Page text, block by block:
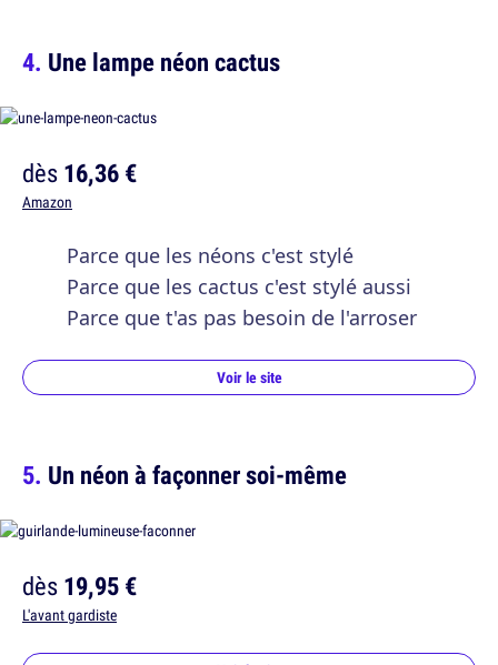
Une lampe néon cactus
dès16,36 €
Amazon
Parce que les néons c'est stylé
Parce que les cactus c'est stylé aussi
Parce que t'as pas besoin de l'arroser
Voir le site
Un néon à façonner soi-même
dès19,95 €
L'avant gardiste